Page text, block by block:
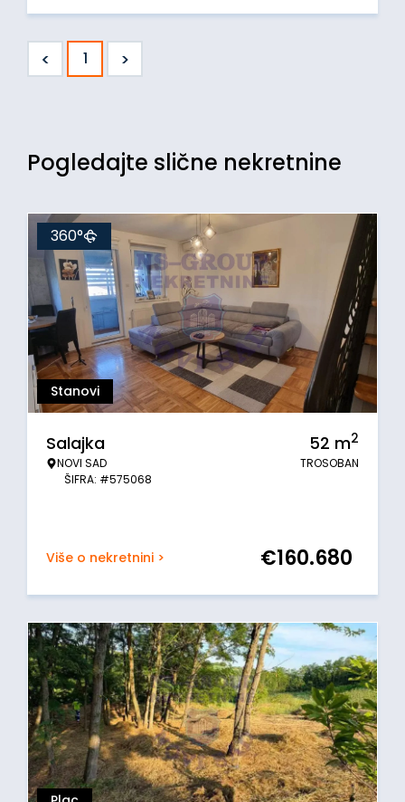
< 1 >
Pogledajte slične nekretnine
Stanovi
360°
Salajka
NOVI SAD
ŠIFRA: #575068
52 m2
TROSOBAN
Više o nekretnini > €160.680